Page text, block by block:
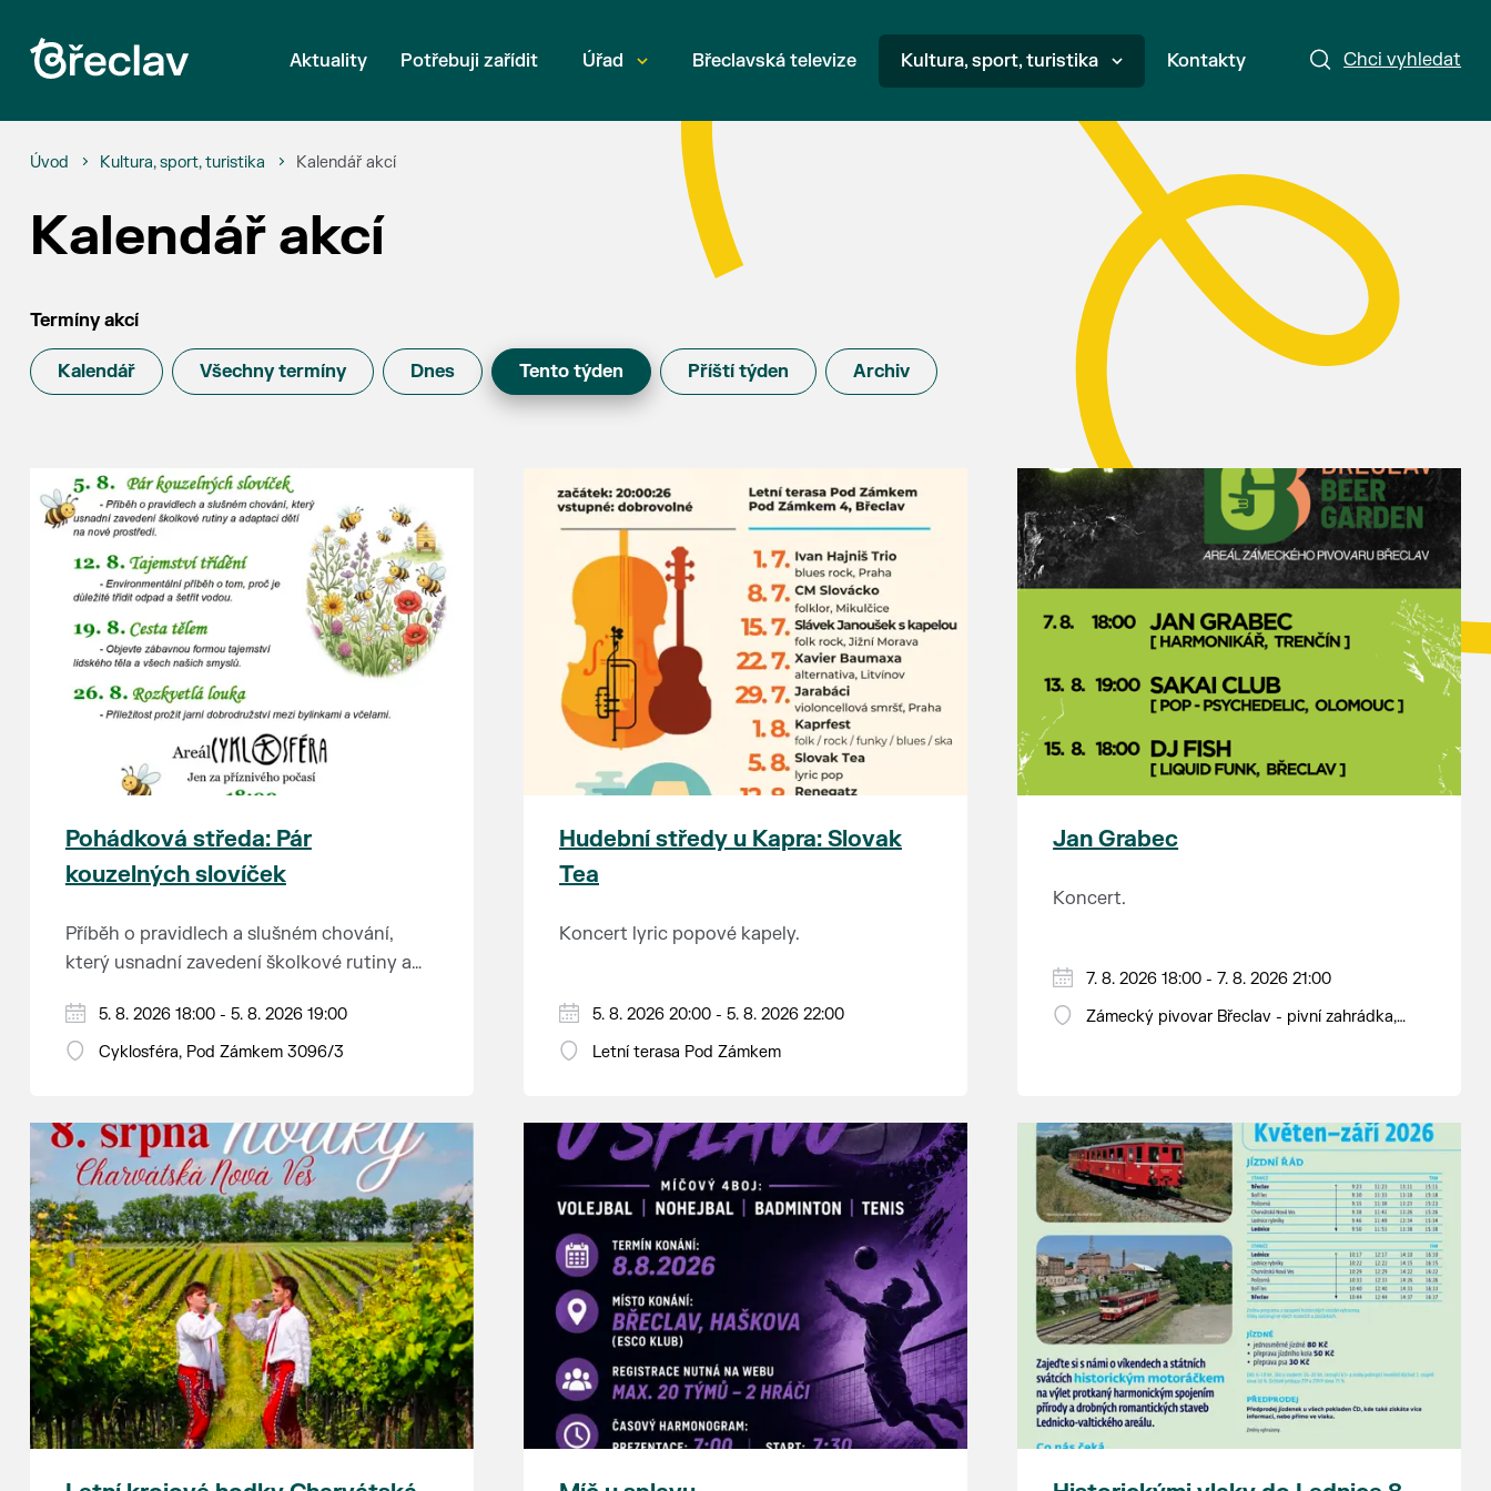
Chci vyhledat
Aktuality Potřebuji zařídit Úřad Břeclavská televize Kultura, sport, turistika Kontakty
Úvod Kultura, sport, turistika Kalendář akcí
Kalendář akcí
Termíny akcí
Kalendář Všechny termíny Dnes Tento týden Příští týden Archiv
Pohádková středa: Pár
kouzelných slovíček
Příběh o pravidlech a slušném chování,
který usnadní zavedení školkové rutiny a
Hraje se jen za příznivého počasí.
Vstupné dobrovolné.
5. 8. 2026 18:00 - 5. 8. 2026 19:00
Cyklosféra, Pod Zámkem 3096/3
Hudební středy u Kapra: Slovak
Tea
Koncert lyric popové kapely.
5. 8. 2026 20:00 - 5. 8. 2026 22:00
Letní terasa Pod Zámkem
Jan Grabec
Koncert.
7. 8. 2026 18:00 - 7. 8. 2026 21:00
Zámecký pivovar Břeclav - pivní zahrádka,